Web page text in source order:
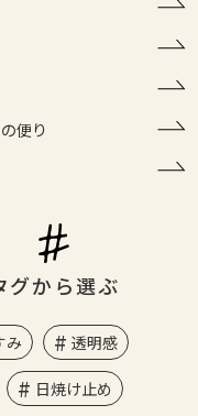
便り
グから選ぶ
み 透明感
日焼け止め